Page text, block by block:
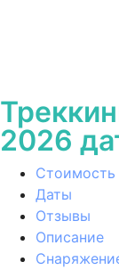
2026
Стоимость
Даты
Отзывы
Описание